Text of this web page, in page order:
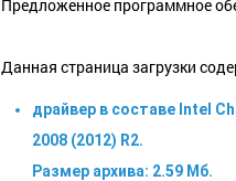
Предложенное программное
Данная страница загрузки
драйвер в составе Intel
2008 (2012) R2.
Размер архива: 2.59 Мб.